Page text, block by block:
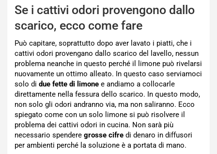
Se i cattivi odori provengono dallo
scarico, ecco come fare
Può capitare, soprattutto dopo aver lavato i piatti, che i
cattivi odori provengano dallo scarico del lavello, nessun
problema neanche in questo perché il limone può rivelarsi
nuovamente un ottimo alleato. In questo caso serviamoci
solo di due fette di limone e andiamo a collocarle
direttamente nella fessura dello scarico. In questo modo,
non solo gli odori andranno via, ma non saliranno. Ecco
spiegato come con un solo limone si può risolvere il
problema dei cattivi odori in cucina. Non sarà più
necessario spendere grosse cifre di denaro in diffusori
per ambienti perché la soluzione è a portata di mano.